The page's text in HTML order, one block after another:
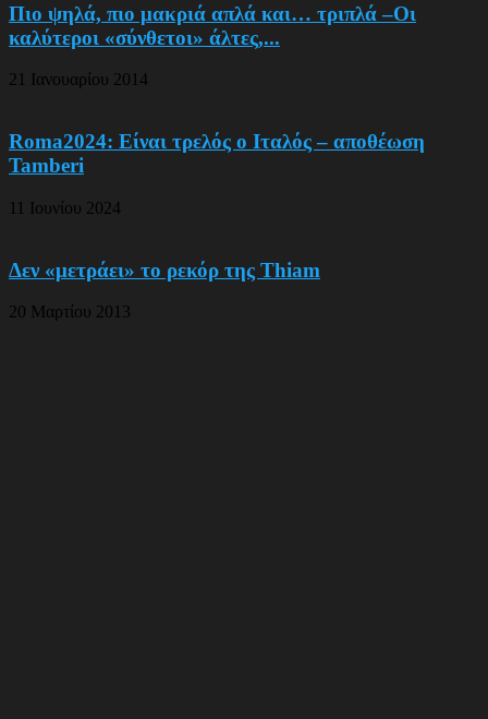
Πιο ψηλά, πιο μακριά απλά και… τριπλά –Οι
καλύτεροι «σύνθετοι» άλτες,...
21 Ιανουαρίου 2014
Roma2024: Είναι τρελός ο Ιταλός – αποθέωση
Tamberi
11 Ιουνίου 2024
Δεν «μετράει» το ρεκόρ της Thiam
20 Μαρτίου 2013